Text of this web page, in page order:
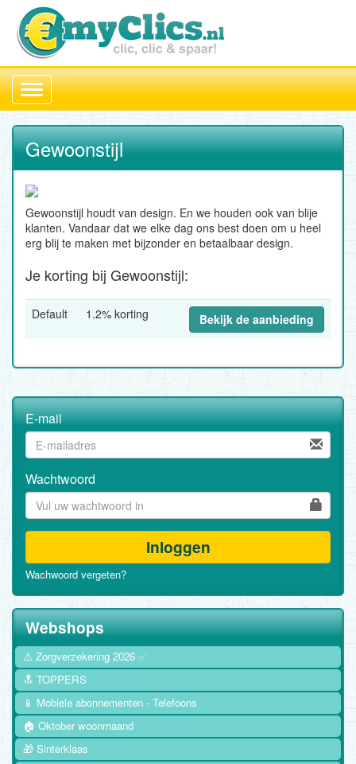
Toggle
navigation
Gewoonstijl
Gewoonstijl houdt van design. En we houden ook van blije
klanten. Vandaar dat we elke dag ons best doen om u heel
erg blij te maken met bijzonder en betaalbaar design.
Je korting bij Gewoonstijl:
Default 1.2% korting Bekijk de aanbieding
E-mail
Wachtwoord
Inloggen
Wachwoord vergeten?
Webshops
⚠️ Zorgverzekering 2026 ✅
🔝 TOPPERS
📱 Mobiele abonnementen - Telefoons
🏠 Oktober woonmaand
🎁 Sinterklaas